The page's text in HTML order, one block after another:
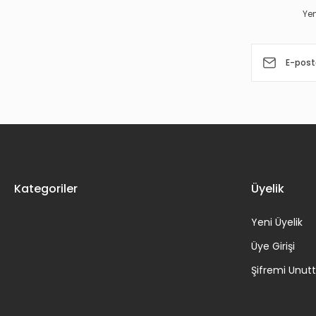
Kategoriler Üyelik
Yeni Üyelik
Üye Girişi
Şifremi